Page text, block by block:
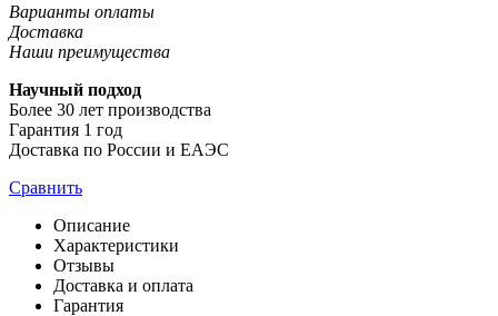
Варианты оплаты
Доставка
Наши преимущества
Научный подход
Более 30 лет производства
Гарантия 1 год
Доставка по России и ЕАЭС
Сравнить
Описание
Характеристики
Отзывы
Доставка и оплата
Гарантия